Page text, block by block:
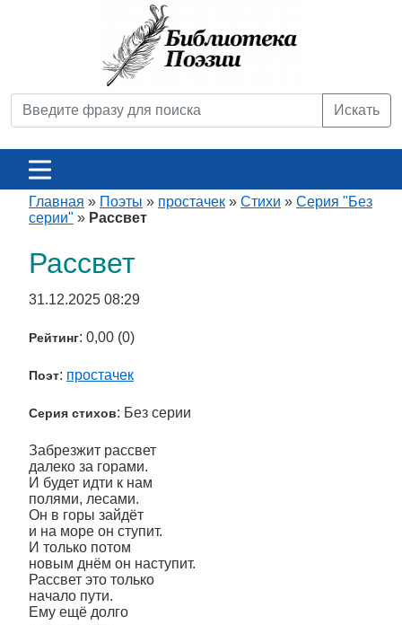
Искать
Главная » Поэты » простачек » Стихи » Серия "Без
серии" » Рассвет
Рассвет
31.12.2025 08:29
Рейтинг: 0,00 (0)
Поэт: простачек
Серия стихов: Без серии
Забрезжит рассвет
далеко за горами.
И будет идти к нам
полями, лесами.
Он в горы зайдёт
и на море он ступит.
И только потом
новым днём он наступит.
Рассвет это только
начало пути.
Ему ещё долго